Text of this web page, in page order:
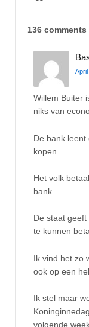
136 comments
Willem Buiter
niks van
De bank
kopen.
Het volk
bank.
De staat
te kunnen
Ik vind het zo
ook op een
Ik stel maar
volgende